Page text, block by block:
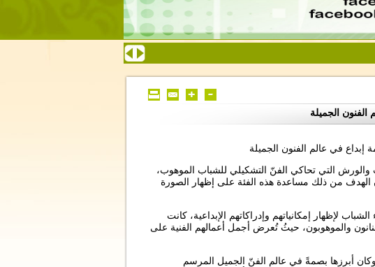
الجميلة
في عالم الفنون الجميلة
التي تحاكي الفنّ التشكيلي للشباب الموهوب،
الهدف من ذلك مساعدة هذه الفئة على إظهار الصورة
لإظهار إمكانياتهم وإدراكاتهم الإبداعية، كانت
والموهوبون، حيثُ تُعرض أجمل أعمالهم الفنية على
وكان أبرزها بصمةً في عالم الفنّ الجميل المرسم